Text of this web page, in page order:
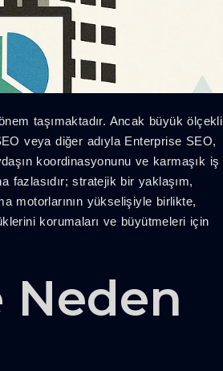
taşımaktadır. Ancak büyük ölçekli
veya diğer adıyla Enterprise SEO,
koordinasyonunu ve karmaşık iş
stratejik bir yaklaşım,
motorlarının yükselişiyle birlikte,
korumaları ve büyütmeleri için
Neden